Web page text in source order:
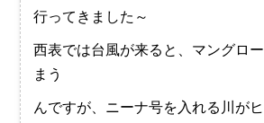
行ってきました～
西表では台風が来ると、マングロ
まう
んですが、ニーナ号を入れる川が